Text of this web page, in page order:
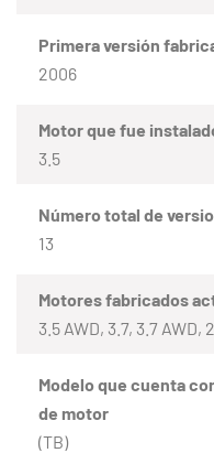
Primera versión
2006
Motor que fue
3.5
Número total de
13
Motores fabricados
3.5 AWD, 3.7, 3.7 AWD,
Modelo que cuenta
de motor
(TB)